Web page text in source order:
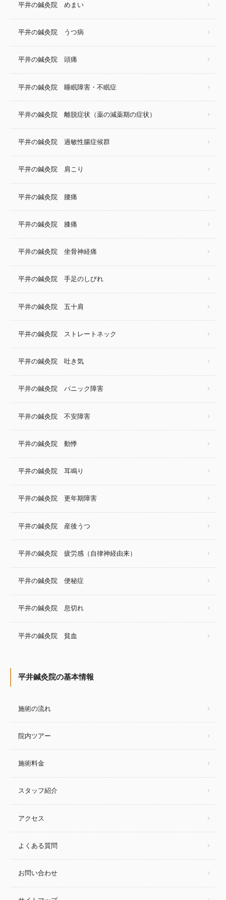
平井の鍼灸院 めまい
平井の鍼灸院 うつ病
平井の鍼灸院 頭痛
平井の鍼灸院 睡眠障害・不眠症
平井の鍼灸院 離脱症状（薬の減薬期の症状）
平井の鍼灸院 過敏性腸症候群
平井の鍼灸院 肩こり
平井の鍼灸院 腰痛
平井の鍼灸院 膝痛
平井の鍼灸院 坐骨神経痛
平井の鍼灸院 手足のしびれ
平井の鍼灸院 五十肩
平井の鍼灸院 ストレートネック
平井の鍼灸院 吐き気
平井の鍼灸院 パニック障害
平井の鍼灸院 不安障害
平井の鍼灸院 動悸
平井の鍼灸院 耳鳴り
平井の鍼灸院 更年期障害
平井の鍼灸院 産後うつ
平井の鍼灸院 疲労感（自律神経由来）
平井の鍼灸院 便秘症
平井の鍼灸院 息切れ
平井の鍼灸院 貧血
平井鍼灸院の基本情報
施術の流れ
院内ツアー
施術料金
スタッフ紹介
アクセス
よくある質問
お問い合わせ